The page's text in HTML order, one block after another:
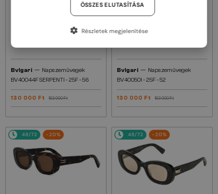
Bvlgari — Napszemüvegek
BV40044F SERPENTI - 25F - 56
130 000 Ft 163 000 Ft
Bvlgari — Napszemüvegek
BV40050I - 25F - 52
130 000 Ft 163 000 Ft
48/72 -20% 48/72 -20%
ÖSSZES ELUTASÍTÁSA
Részletek megjelenítése